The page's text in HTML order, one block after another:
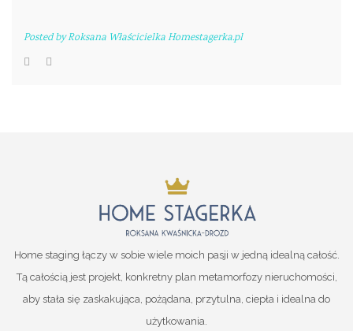
Posted byRoksana Właścicielka Homestagerka.pl
Home staging łączy w sobie wiele moich pasji w jedną idealną całość.
Tą całością jest projekt, konkretny plan metamorfozy nieruchomości,
aby stała się zaskakująca, pożądana, przytulna, ciepła i idealna do
użytkowania.